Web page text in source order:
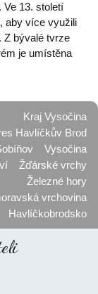
Ve 13. století
aby více využili
Z bývalé tvrze
je umístěna
Kraj Vysočina
Havlíčkův Brod
Vysočina
Žďárské vrchy
Železné hory
vrchovina
Havlíčkobrodsko